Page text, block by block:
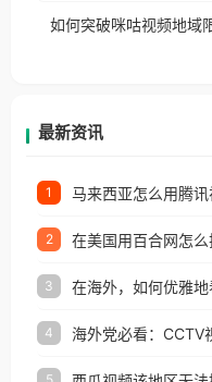
户收听网
如何突破咪咕视频地域
最新资讯
1
2
3
4